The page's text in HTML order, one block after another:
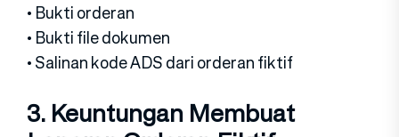
• Bukti orderan
• Bukti file dokumen
• Salinan kode ADS dari orderan fiktif
3. Keuntungan Membuat